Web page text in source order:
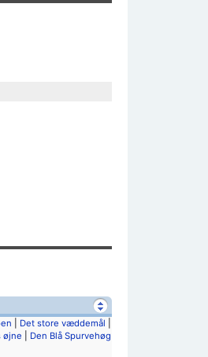
Det store væddemål
øjne
Den Blå Spurvehøg